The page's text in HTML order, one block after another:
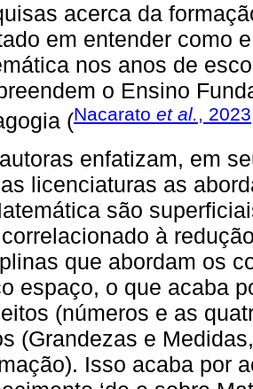
acerca da
em entender como
nos anos de
o Ensino
(Nacarato et al., 2023
enfatizam, em
licenciaturas as
são
à
que abordam os
espaço, o que acaba
(números e as
(Grandezas e
Isso acaba por